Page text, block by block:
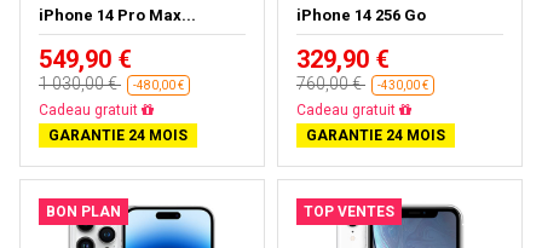
iPhone 14 Pro Max...
549,90 €
1 030,00 € -480,00 €
Livraison gratuite
GARANTIE 24 MOIS
iPhone 14 256 Go
329,90 €
760,00 € -430,00 €
Livraison gratuite
GARANTIE 24 MOIS
BON PLAN TOP VENTES